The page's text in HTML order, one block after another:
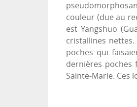
couleur (due au
est Yangshuo
cristallines
poches qui
dernières poches
Sainte-Marie. Ces